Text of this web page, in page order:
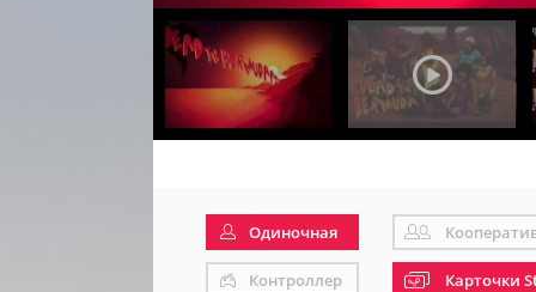
Одиночная
Контроллер Карточки